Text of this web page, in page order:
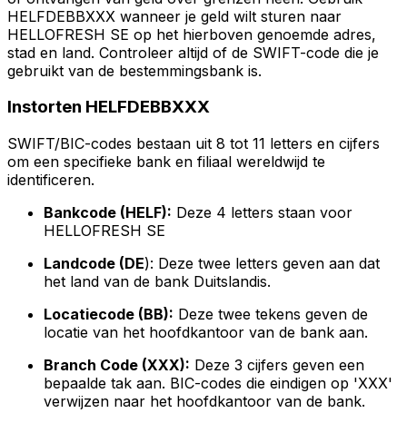
HELFDEBBXXX wanneer je geld wilt sturen naar
HELLOFRESH SE op het hierboven genoemde adres,
stad en land. Controleer altijd of de SWIFT-code die je
gebruikt van de bestemmingsbank is.
Instorten HELFDEBBXXX
SWIFT/BIC-codes bestaan uit 8 tot 11 letters en cijfers
om een specifieke bank en filiaal wereldwijd te
identificeren.
Bankcode (HELF): Deze 4 letters staan voor
HELLOFRESH SE
Landcode (DE): Deze twee letters geven aan dat
het land van de bank Duitslandis.
Locatiecode (BB): Deze twee tekens geven de
locatie van het hoofdkantoor van de bank aan.
Branch Code (XXX): Deze 3 cijfers geven een
bepaalde tak aan. BIC-codes die eindigen op 'XXX'
verwijzen naar het hoofdkantoor van de bank.